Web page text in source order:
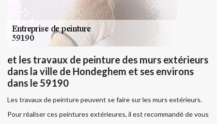
et les travaux de peinture des murs extérieurs
dans la ville de Hondeghem et ses environs
dans le 59190
Les travaux de peinture peuvent se faire sur les murs extérieurs.
Pour réaliser ces peintures extérieures, il est recommandé de vous